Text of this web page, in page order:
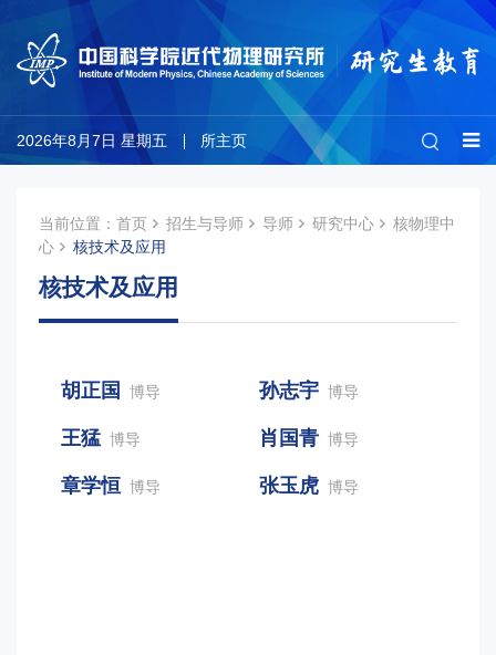
所主页
2026年8月7日 星期五
当前位置： 首页 招生与导师 导师 研究中心
核物理中
心
核技术及应用
核技术及应用
胡正国 博导 孙志宇 博导
王猛 博导 肖国青 博导
章学恒 博导 张玉虎 博导